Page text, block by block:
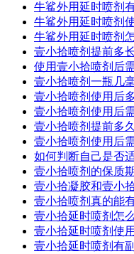
牛鲨外用延时喷剂
牛鲨外用延时喷剂
牛鲨外用延时喷剂
壹小拾喷剂提前多
使用壹小拾喷剂后
壹小拾喷剂一瓶几
壹小拾喷剂使用后
壹小拾喷剂使用后
壹小拾喷剂提前多
壹小拾喷剂使用后
如何判断自己是否
壹小拾喷剂的保质
壹小拾凝胶和壹小
壹小拾喷剂真的能
壹小拾延时喷剂怎
壹小拾延时喷剂使
壹小拾延时喷剂有